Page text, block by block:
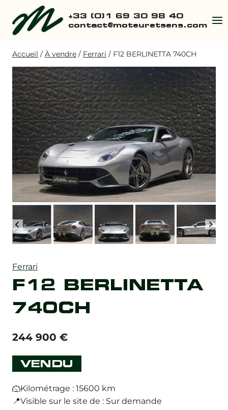
contenu
+33 (0)1 69 30 98 40
contact@moteuretsens.com
Accueil / À vendre / Ferrari / F12 BERLINETTA 740CH
Ferrari
F12 BERLINETTA
740CH
244 900 €
VENDU
Kilométrage : 15600 km
📍Visible sur le site de : Sur demande